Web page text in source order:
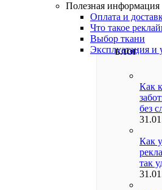
Полезная информация
Оплата и
Что такое
Выбор ткани
Эксплуатация и
БЛОГ
Как
без
Как
так